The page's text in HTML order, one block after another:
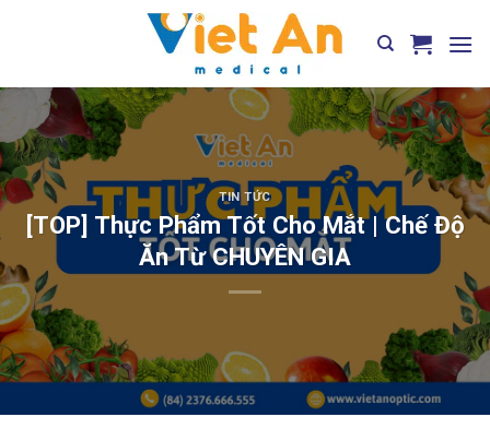
TIN TỨC
[TOP] Thực Phẩm Tốt Cho Mắt | Chế Độ
Ăn Từ CHUYÊN GIA